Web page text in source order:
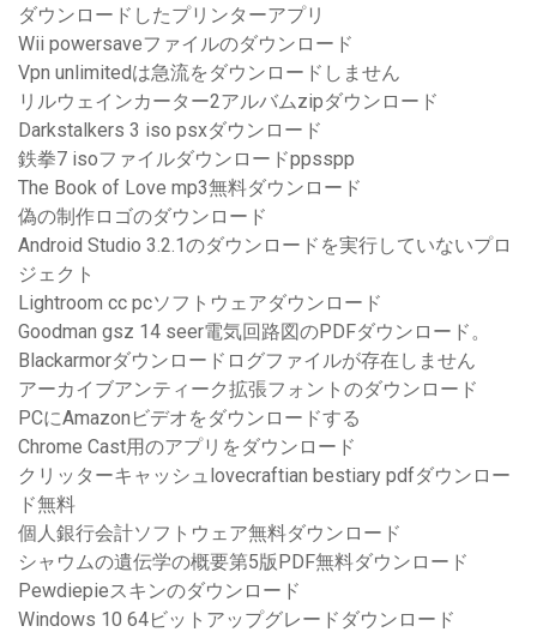
ダウンロードしたプリンターアプリ
Wii powersaveファイルのダウンロード
Vpn unlimitedは急流をダウンロードしません
リルウェインカーター2アルバムzipダウンロード
Darkstalkers 3 iso psxダウンロード
鉄拳7 isoファイルダウンロードppsspp
The Book of Love mp3無料ダウンロード
偽の制作ロゴのダウンロード
Android Studio 3.2.1のダウンロードを実行していないプロ
ジェクト
Lightroom cc pcソフトウェアダウンロード
Goodman gsz 14 seer電気回路図のPDFダウンロード。
Blackarmorダウンロードログファイルが存在しません
アーカイブアンティーク拡張フォントのダウンロード
PCにAmazonビデオをダウンロードする
Chrome Cast用のアプリをダウンロード
クリッターキャッシュlovecraftian bestiary pdfダウンロー
ド無料
個人銀行会計ソフトウェア無料ダウンロード
シャウムの遺伝学の概要第5版PDF無料ダウンロード
Pewdiepieスキンのダウンロード
Windows 10 64ビットアップグレードダウンロード